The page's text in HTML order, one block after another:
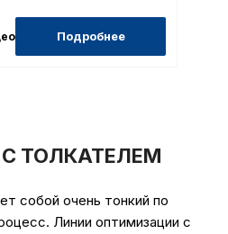
Подробнее
ТОЛКАТЕЛЕМ
собой очень тонкий по
Линии оптимизации с
списком файлов cookie
описание и сроки